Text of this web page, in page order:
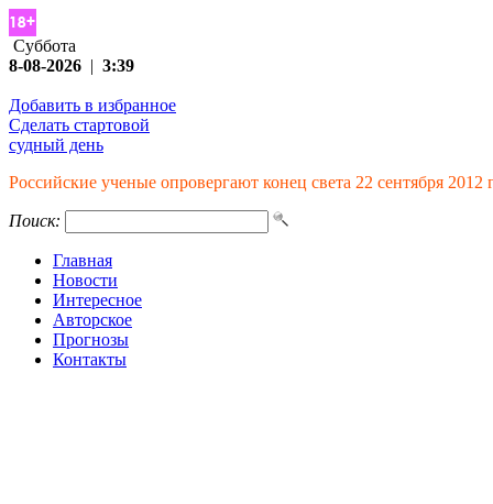
Суббота
8-08-2026 | 3:39
Добавить в избранное
Сделать стартовой
судный день
Российские ученые опровергают конец света 22 сентября 2012
Поиск:
Главная
Новости
Интересное
Авторское
Прогнозы
Контакты